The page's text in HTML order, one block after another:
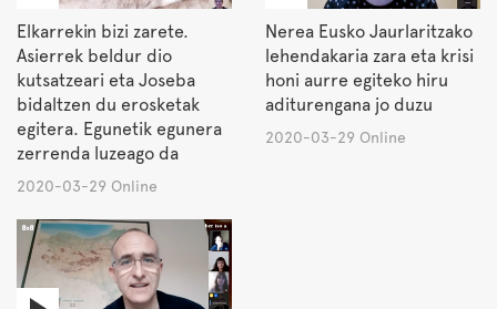
Elkarrekin bizi zarete.
Asierrek beldur dio
kutsatzeari eta Joseba
bidaltzen du erosketak
egitera. Egunetik egunera
zerrenda luzeago da
2020-03-29 Online
Nerea Eusko Jaurlaritzako
lehendakaria zara eta krisi
honi aurre egiteko hiru
aditurengana jo duzu
2020-03-29 Online